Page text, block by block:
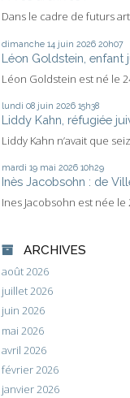
Dans le cadre de futurs
dimanche 14 juin 2026 20h07
Léon Goldstein, enfant
Léon Goldstein est né le
lundi 08 juin 2026 15h38
Liddy Kahn, réfugiée
Liddy Kahn n’avait que
mardi 19 mai 2026 10h29
Inès Jacobsohn : de
Ines Jacobsohn est née le
ARCHIVES
août 2026
juillet 2026
juin 2026
mai 2026
avril 2026
février 2026
janvier 2026